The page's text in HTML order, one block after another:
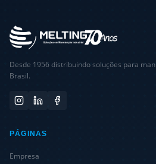
Desde 1956 distribuindo soluções para
Brasil.
PÁGINAS
Empresa